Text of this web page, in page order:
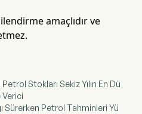
amaçlıdır ve
Stokları Sekiz Yılın En Dü
Verici
Sürerken Petrol Tahminleri Yü